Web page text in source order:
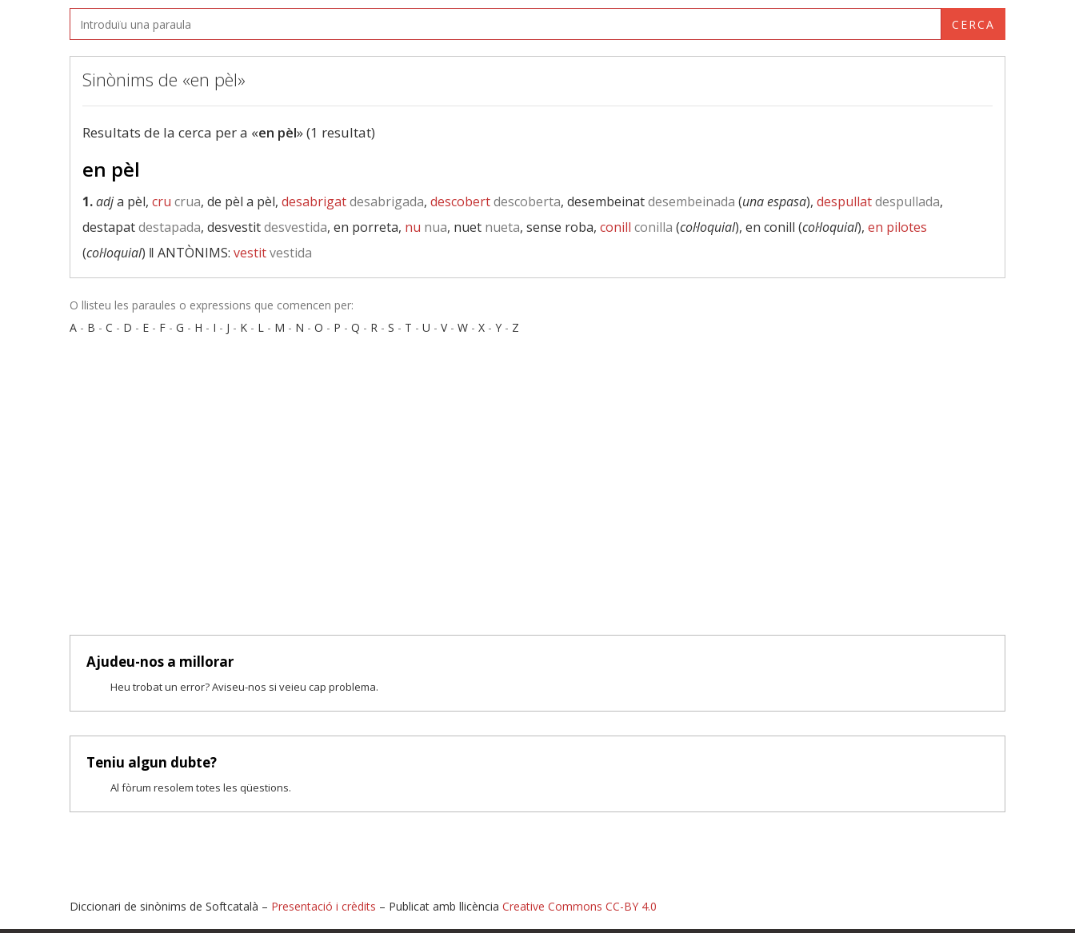
CERCA
Sinònims de «en pèl»
Resultats de la cerca per a «en pèl» (1 resultat)
en pèl
1.adja pèl, cru crua, de pèl a pèl, desabrigatdesabrigada, descobertdescoberta, desembeinatdesembeinada (una espasa), despullatdespullada,
destapatdestapada, desvestitdesvestida, en porreta, nu nua, nuet nueta, sense roba, conill conilla (col·loquial), en conill (col·loquial), en pilotes
(col·loquial) ‖ ANTÒNIMS: vestitvestida
O llisteu les paraules o expressions que comencen per:
A - B - C - D - E - F - G - H - I - J - K - L - M - N - O - P - Q - R - S - T - U - V- W - X - Y - Z
Ajudeu-nos a millorar
Heu trobat un error? Aviseu-nos si veieu cap problema.
Teniu algun dubte?
Al fòrum resolem totes les qüestions.
Diccionari de sinònims de Softcatalà – Presentació i crèdits – Publicat amb llicència Creative Commons CC-BY 4.0